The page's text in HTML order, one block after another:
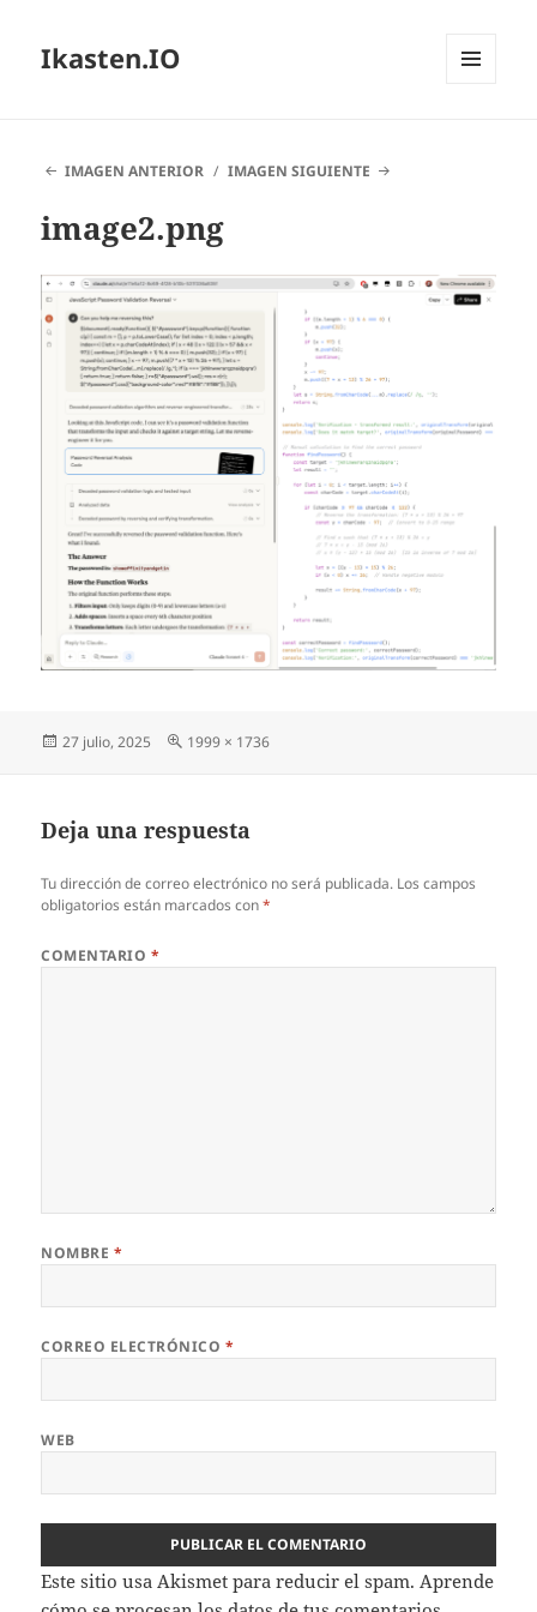
Ikasten.IO
IMAGEN ANTERIOR
IMAGEN SIGUIENTE
image2.png
Publicado
27 julio, 2025
Tamaño
1999 × 1736
Deja una respuesta
Tu dirección de correo electrónico no será publicada. Los campos
obligatorios están marcados con*
COMENTARIO *
NOMBRE *
CORREO ELECTRÓNICO *
WEB
Este sitio usa Akismet para reducir el spam. Aprende